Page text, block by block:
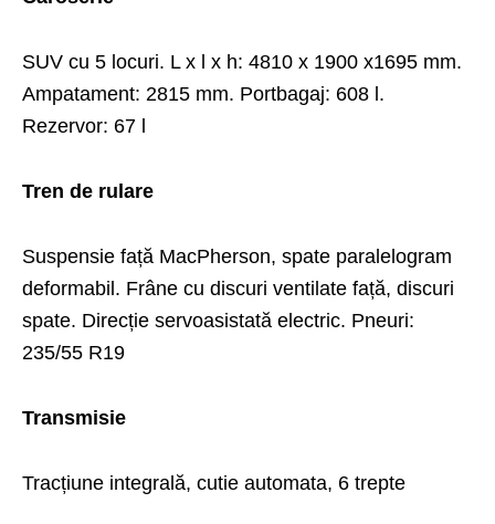
SUV cu 5 locuri. L x l x h: 4810 x 1900 x1695 mm.
Ampatament: 2815 mm. Portbagaj: 608 l.
Rezervor: 67 l
Tren de rulare
Suspensie față MacPherson, spate paralelogram
deformabil. Frâne cu discuri ventilate față, discuri
spate. Direcție servoasistată electric. Pneuri:
235/55 R19
Transmisie
Tracțiune integrală, cutie automata, 6 trepte